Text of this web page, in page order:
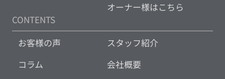
オーナー様はこちら
CONTENTS
お客様の声
コラム
スタッフ紹介
会社概要